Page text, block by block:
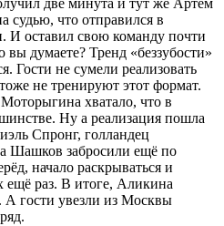
две минута и тут же Артём
судью, что отправился в
И оставил свою команду почти
думаете? Тренд «беззубости»
Гости не сумели реализовать
не тренируют этот формат.
хватало, что в
Ну а реализация пошла
Спронг, голландец
Шашков забросили ещё по
начало раскрываться и
ещё раз. В итоге, Аликина
А гости увезли из Москвы